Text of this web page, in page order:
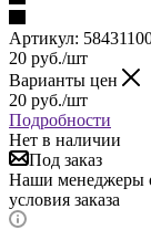
Артикул:
20 руб./шт
Варианты цен
20 руб./шт
Подробности
Нет в наличии
Под заказ
Наши менеджеры
условия заказа